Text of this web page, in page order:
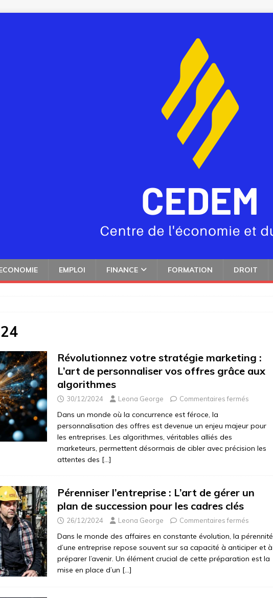
EMPLOI FINANCE FORMATION DROIT
Révolutionnez votre stratégie marketing :
L’art de personnaliser vos offres grâce aux
algorithmes
30/12/2024 Leona George Commentaires fermés
Dans un monde où la concurrence est féroce, la
personnalisation des offres est devenue un enjeu majeur pour
les entreprises. Les algorithmes, véritables alliés des
marketeurs, permettent désormais de cibler avec précision les
attentes des […]
Pérenniser l’entreprise : L’art de gérer un
plan de succession pour les cadres clés
26/12/2024 Leona George Commentaires fermés
Dans le monde des affaires en constante évolution, la pérennité
d’une entreprise repose souvent sur sa capacité à anticiper et à
préparer l’avenir. Un élément crucial de cette préparation est la
mise en place d’un […]